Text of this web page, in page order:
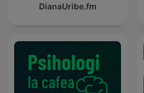
DianaUribe.fm